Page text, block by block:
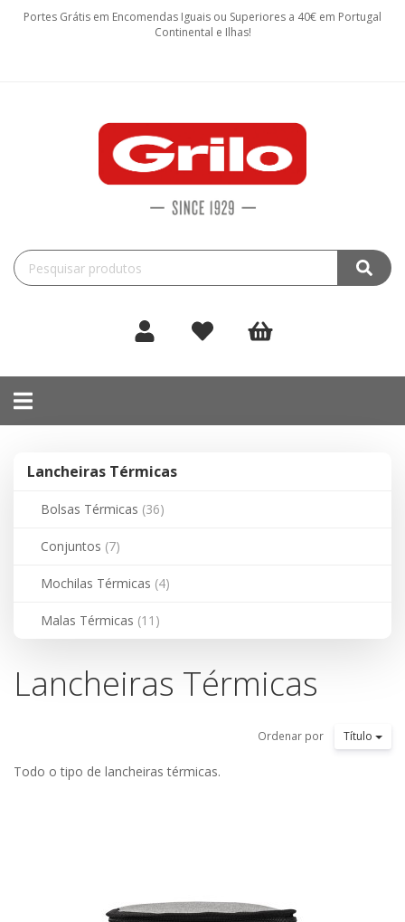
Portes Grátis em Encomendas Iguais ou Superiores a 40€ em Portugal
Continental e Ilhas!
Toggle
navigation
Lancheiras Térmicas
Bolsas Térmicas (36)
Conjuntos (7)
Mochilas Térmicas (4)
Malas Térmicas (11)
Lancheiras Térmicas
Ordenar por Título
Todo o tipo de lancheiras térmicas.